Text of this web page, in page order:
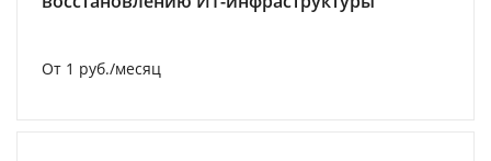
От 1 руб./месяц